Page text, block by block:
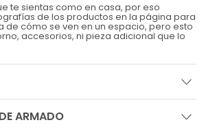
te sientas como en casa, por eso
de los productos en la página para
de cómo se ven en un espacio, pero esto
accesorios, ni pieza adicional que lo
ARMADO